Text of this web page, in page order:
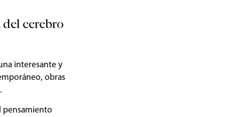
del cerebro
interesante y
obras
pensamiento